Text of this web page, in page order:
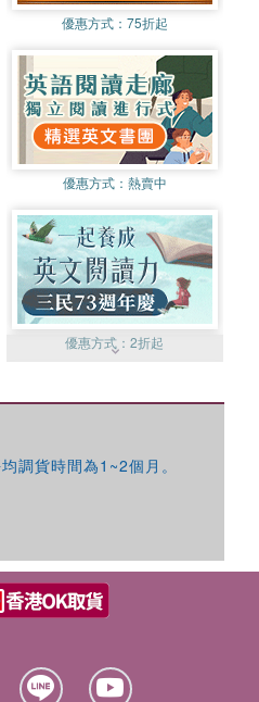
優惠方式： 75折起
優惠方式： 熱賣中
優惠方式：2折起
調貨時間為1~2個月。